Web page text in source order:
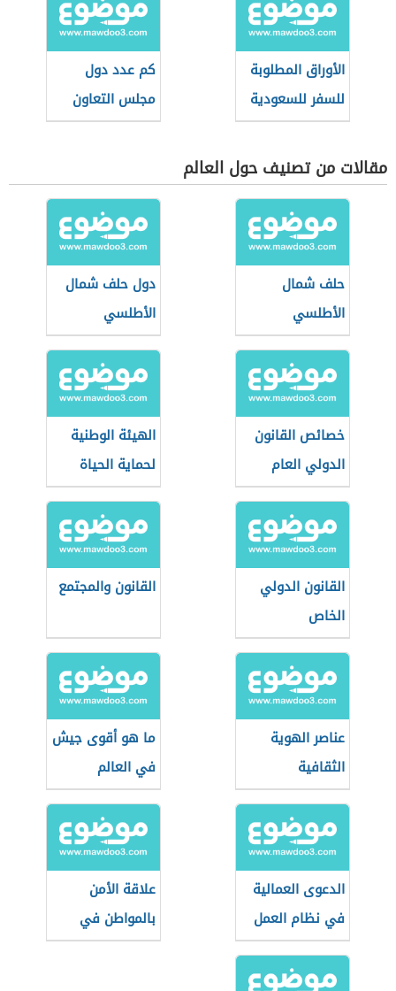
الأوراق المطلوبة
للسفر للسعودية
كم عدد دول
مجلس التعاون
الخليجي
مقالات من تصنيف حول العالم
حلف شمال
الأطلسي
دول حلف شمال
الأطلسي
خصائص القانون
الدولي العام
الهيئة الوطنية
لحماية الحياة
الفطرية
القانون الدولي
الخاص
القانون والمجتمع
عناصر الهوية
الثقافية
ومستوياتها
ما هو أقوى جيش
في العالم
الدعوى العمالية
في نظام العمل
السعودي
علاقة الأمن
بالمواطن في
بعدها الاجتماعي